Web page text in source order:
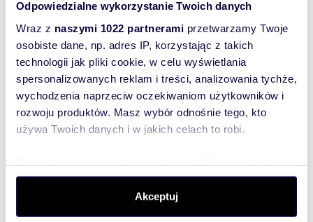
Odpowiedzialne wykorzystanie Twoich danych
Wraz z naszymi 1022 partnerami przetwarzamy Twoje
osobiste dane, np. adres IP, korzystając z takich
technologii jak pliki cookie, w celu wyświetlania
spersonalizowanych reklam i treści, analizowania tychże,
wychodzenia naprzeciw oczekiwaniom użytkowników i
rozwoju produktów. Masz wybór odnośnie tego, kto
używa Twoich danych i w jakich celach to robi.
dane są przetwarzane oraz ustaw własne preferencje w
. W Deklaracji plików cookie możesz
zmienić lub wycofać swoją zgodę w dowolnej chwili.
Akceptuj
Deweloperzy Warszawa
Deweloperzy Kraków
Deweloperzy Wrocław
Deweloperzy Rzeszów
Deweloperzy Gdańsk
Deweloperzy Łódź
Deweloperzy Suwałki